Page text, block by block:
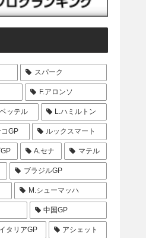
スパーク
F.アロンソ
ッテル L.ハミルトン
コGP ルックスマート
A.セナ マテル
ブラジルGP
M.シューマッハ
中国GP
イタリアGP アシェット